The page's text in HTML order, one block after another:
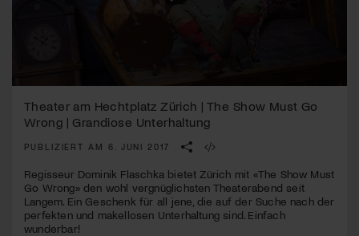
seconds
minutes,
seconds
Theater am Hechtplatz Zürich | The Show Must Go
Wrong | Grandiose Unterhaltung
PUBLIZIERT AM 6. JUNI 2017
Regisseur Dominik Flaschka bietet Zürich mit «The Show Must
Go Wrong» den wohl vergnüglichsten Theaterabend seit
Langem. Ein Geschenk für all jene, die auf der Suche nach der
perfekten und makellosen Unterhaltung sind. Einfach
wunderbar!
Mach mit: «Be Part of the Art»!
Engagiere dich als Kulturliebhaber:in, Kulturschaffende(r) oder
Kulturinstitution und unterstütze unsere Arbeit.
Mit deiner Mitgliedschaft erhältst du kostenlosen Zugang zu
diversen Kulturevents.
Jetzt Mitglied werden